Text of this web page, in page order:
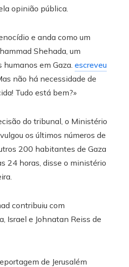
opinião pública.
e anda como um
Shehada, um
em Gaza. escreveu
não há necessidade de
Tudo está bem?»
do tribunal, o Ministério
os últimos números de
200 habitantes de Gaza
24 horas, disse o ministério
contribuiu com
Israel e Johnatan Reiss de
de Jerusalém